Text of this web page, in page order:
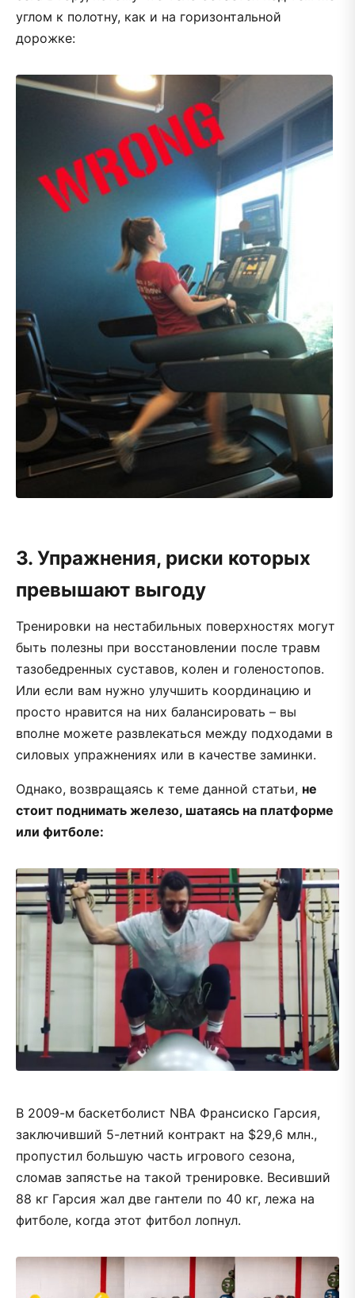
углом к полотну, как и на горизонтальной
дорожке:
3. Упражнения, риски которых
превышают выгоду
Тренировки на нестабильных поверхностях могут
быть полезны при восстановлении после травм
тазобедренных суставов, колен и голеностопов.
Или если вам нужно улучшить координацию и
просто нравится на них балансировать – вы
вполне можете развлекаться между подходами в
силовых упражнениях или в качестве заминки.
Однако, возвращаясь к теме данной статьи, не
стоит поднимать железо, шатаясь на платформе
или фитболе:
В 2009-м баскетболист NBA Франсиско Гарсия,
заключивший 5-летний контракт на $29,6 млн.,
пропустил большую часть игрового сезона,
сломав запястье на такой тренировке. Весивший
88 кг Гарсия жал две гантели по 40 кг, лежа на
фитболе, когда этот фитбол лопнул.